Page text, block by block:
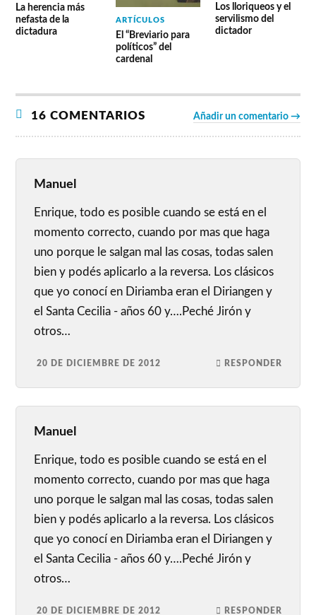
La herencia más
nefasta de la
dictadura
ARTÍCULOS
El “Breviario para
políticos” del
cardenal
Los lloriqueos y el
servilismo del
dictador
16 COMENTARIOS Añadir un comentario →
Manuel
Enrique, todo es posible cuando se está en el
momento correcto, cuando por mas que haga
uno porque le salgan mal las cosas, todas salen
bien y podés aplicarlo a la reversa. Los clásicos
que yo conocí en Diriamba eran el Diriangen y
el Santa Cecilia - años 60 y….Peché Jirón y
otros…
20 DE DICIEMBRE DE 2012 RESPONDER
Manuel
Enrique, todo es posible cuando se está en el
momento correcto, cuando por mas que haga
uno porque le salgan mal las cosas, todas salen
bien y podés aplicarlo a la reversa. Los clásicos
que yo conocí en Diriamba eran el Diriangen y
el Santa Cecilia - años 60 y….Peché Jirón y
otros…
20 DE DICIEMBRE DE 2012 RESPONDER